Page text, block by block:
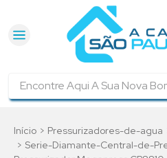
Pressurizadores-de-agua
Serie-Diamante-Central-de-